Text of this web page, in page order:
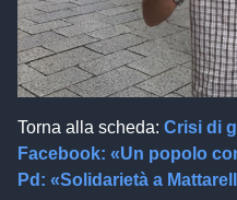
Torna alla scheda: Crisi di
Facebook: «Un popolo
Pd: «Solidarietà a